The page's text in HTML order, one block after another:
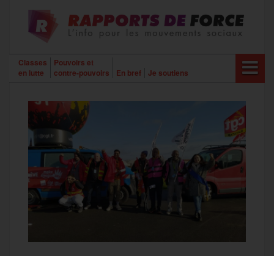
contenu
Classes
en lutte
Pouvoirs et
contre-pouvoirs
En bref Je soutiens